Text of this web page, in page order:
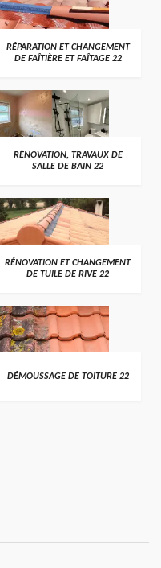
RÉPARATION ET CHANGEMENT
DE FAÎTIÈRE ET FAÎTAGE 22
RÉNOVATION, TRAVAUX DE
SALLE DE BAIN 22
RÉNOVATION ET CHANGEMENT
DE TUILE DE RIVE 22
DÉMOUSSAGE DE TOITURE 22